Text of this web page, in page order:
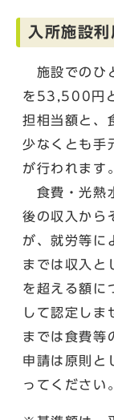
入所施設
施設でのひ
を53,500円
担相当額と、
少なくとも
が行われます
食費・光熱
後の収入から
が、就労等
までは収入
を超える額に
して認定し
までは食費等
申請は原則と
ってください